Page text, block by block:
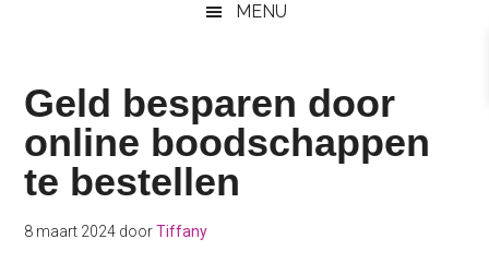
MENU
Geld besparen door
online boodschappen
te bestellen
8 maart 2024 doorTiffany